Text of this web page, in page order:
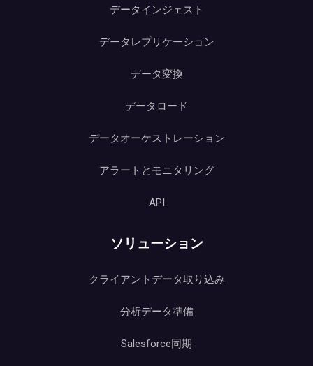
データインジェスト
データレプリケーション
データ変換
データロード
データオーケストレーション
アラートとモニタリング
API
ソリューション
クライアントデータ取り込み
分析データ準備
Salesforce同期